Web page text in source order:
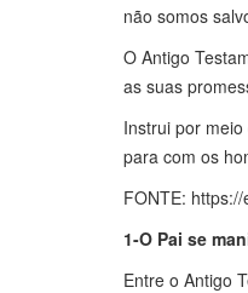
não somos
O Antigo
as suas
Instrui por
para com os
FONTE:
1-O Pai se
Entre o Antigo